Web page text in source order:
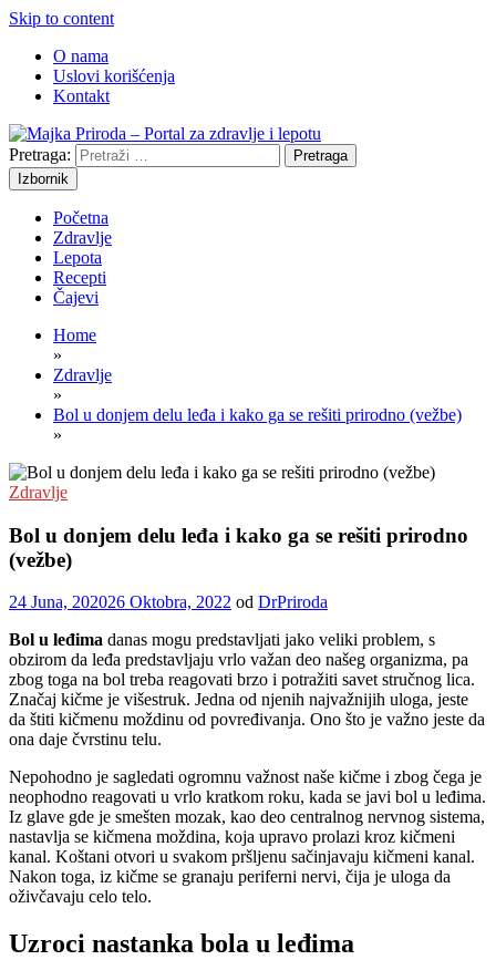
Skip to content
O nama
Uslovi korišćenja
Kontakt
Majka Priroda – Portal za zdravlje i
lepotu
Prirodni recepti za vaše zdravlje
Pretraga:
Izbornik
Početna
Zdravlje
Lepota
Recepti
Čajevi
Home
»
Zdravlje
»
Bol u donjem delu leđa i kako ga se rešiti prirodno (vežbe)
»
Zdravlje
Bol u donjem delu leđa i kako ga se rešiti prirodno
(vežbe)
24 Juna, 202026 Oktobra, 2022 od DrPriroda
Bol u leđima danas mogu predstavljati jako veliki problem, s
obzirom da leđa predstavljaju vrlo važan deo našeg organizma, pa
zbog toga na bol treba reagovati brzo i potražiti savet stručnog lica.
Značaj kičme je višestruk. Jedna od njenih najvažnijih uloga, jeste
da štiti kičmenu moždinu od povređivanja. Ono što je važno jeste da
ona daje čvrstinu telu.
Nepohodno je sagledati ogromnu važnost naše kičme i zbog čega je
neophodno reagovati u vrlo kratkom roku, kada se javi bol u leđima.
Iz glave gde je smešten mozak, kao deo centralnog nervnog sistema,
nastavlja se kičmena moždina, koja upravo prolazi kroz kičmeni
kanal. Koštani otvori u svakom pršljenu sačinjavaju kičmeni kanal.
Nakon toga, iz kičme se granaju periferni nervi, čija je uloga da
oživčavaju celo telo.
Uzroci nastanka bola u leđima